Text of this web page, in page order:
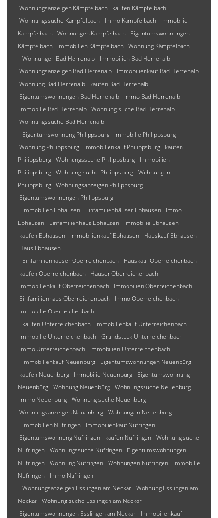
Wohnungsanzeigen Kämpfelbach
kaufen Kämpfelbach
Wohnungssuche Kämpfelbach
Immo Kämpfelbach
Immobilie
Kämpfelbach
Wohnungen Kämpfelbach
Eigentumswohnungen
Kämpfelbach
Immobilien Kämpfelbach
Wohnung Kämpfelbach
Wohnungen Bad Herrenalb
Immobilien Bad Herrenalb
Wohnungsanzeigen Bad Herrenalb
Immobilienkauf Bad Herrenalb
Wohnung Bad Herrenalb
kaufen Bad Herrenalb
Eigentumswohnungen Bad Herrenalb
Immo Bad Herrenalb
Immobilie Bad Herrenalb Wohnung suche Bad Herrenalb
Wohnungssuche Bad Herrenalb
Eigentumswohnung Philippsburg
Immobilie Philippsburg
Wohnung Philippsburg
Immobilienkauf Philippsburg
kaufen
Philippsburg Wohnungssuche Philippsburg
Immobilien
Philippsburg Wohnung suche Philippsburg Wohnungen
Philippsburg Wohnungsanzeigen Philippsburg
Eigentumswohnungen Philippsburg
Immobilien Ebhausen
Einfamilienhäuser Ebhausen
Immo
Ebhausen
Einfamilienhaus Ebhausen
Immobilie Ebhausen
kaufen Ebhausen
Immobilienkauf Ebhausen
Hauskauf Ebhausen
Haus Ebhausen
Einfamilienhäuser Oberreichenbach
Hauskauf Oberreichenbach
kaufen Oberreichenbach
Häuser Oberreichenbach
Immobilienkauf Oberreichenbach
Immobilien Oberreichenbach
Einfamilienhaus Oberreichenbach
Immo Oberreichenbach
Immobilie Oberreichenbach
kaufen Unterreichenbach
Immobilienkauf Unterreichenbach
Immobilie Unterreichenbach
Grundstück Unterreichenbach
Immo Unterreichenbach
Immobilien Unterreichenbach
Immobilienkauf Neuenbürg
Eigentumswohnungen Neuenbürg
kaufen Neuenbürg
Immobilie Neuenbürg
Eigentumswohnung
Neuenbürg Wohnung Neuenbürg Wohnungssuche Neuenbürg
Immo Neuenbürg Wohnung suche Neuenbürg
Wohnungsanzeigen Neuenbürg Wohnungen Neuenbürg
Immobilien Nufringen
Immobilienkauf Nufringen
Eigentumswohnung Nufringen
kaufen Nufringen
Wohnung suche
Nufringen
Wohnungssuche Nufringen
Eigentumswohnungen
Nufringen
Wohnung Nufringen Wohnungen Nufringen
Immobilie
Nufringen
Immo Nufringen
Wohnungsanzeigen Esslingen am Neckar Wohnung Esslingen am
Neckar Wohnung suche Esslingen am Neckar
Eigentumswohnungen Esslingen am Neckar
Immobilienkauf